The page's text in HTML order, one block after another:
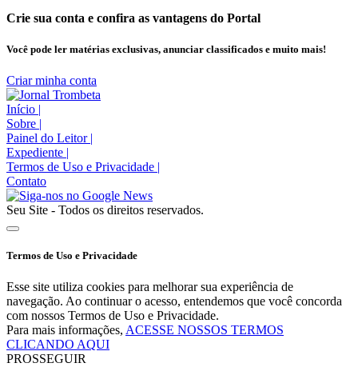
Crie sua conta e confira as vantagens do Portal
Você pode ler matérias exclusivas, anunciar classificados e muito mais!
Criar minha conta
Início |
Sobre |
Painel do Leitor |
Expediente |
Termos de Uso e Privacidade |
Contato
Seu Site - Todos os direitos reservados.
Termos de Uso e Privacidade
Esse site utiliza cookies para melhorar sua experiência de
navegação. Ao continuar o acesso, entendemos que você concorda
com nossos Termos de Uso e Privacidade.
Para mais informações, ACESSE NOSSOS TERMOS
CLICANDO AQUI
PROSSEGUIR